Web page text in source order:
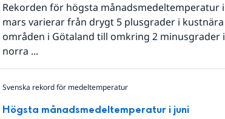
Rekorden för högsta månadsmedeltemperatur i
mars varierar från drygt 5 plusgrader i kustnära
områden i Götaland till omkring 2 minusgrader i
norra ...
Svenska rekord för medeltemperatur
Högsta månadsmedeltemperatur i juni